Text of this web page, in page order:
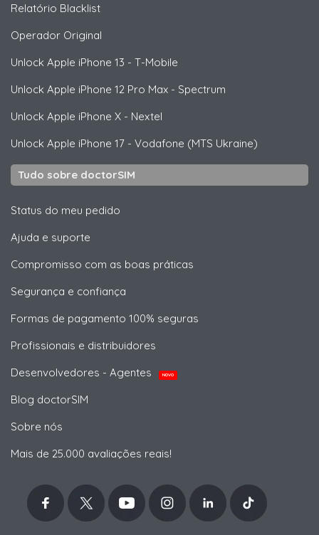
Relatório Blacklist
Operador Original
Unlock Apple iPhone 13 - T-Mobile
Unlock Apple iPhone 12 Pro Max - Spectrum
Unlock Apple iPhone X - Nextel
Unlock Apple iPhone 17 - Vodafone (MTS Ukraine)
Tudo sobre doctorSIM
Status do meu pedido
Ajuda e suporte
Compromisso com as boas práticas
Segurança e confiança
Formas de pagamento 100% seguras
Profissionais e distribuidores
Desenvolvedores - Agentes
NOVO
Blog doctorSIM
Sobre nós
Mais de 25.000 avaliações reais!